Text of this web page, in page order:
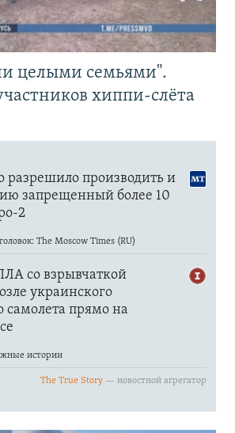
целыми семьями".
хиппи-слёта